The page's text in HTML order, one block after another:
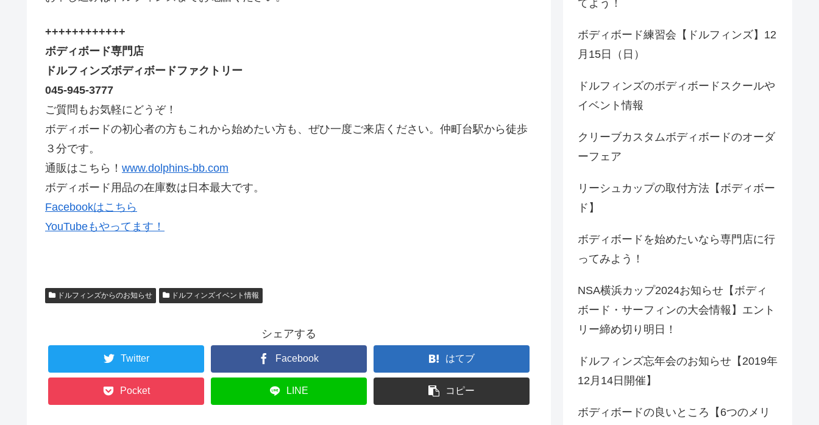
++++++++++++
ボディボード専門店
ドルフィンズボディボードファクトリー
045-945-3777
ご質問もお気軽にどうぞ！
ボディボードの初心者の方もこれから始めたい方も、ぜひ一度ご来店ください。仲町台駅から徒歩
３分です。
通販はこちら！ www.dolphins-bb.com
ボディボード用品の在庫数は日本最大です。
Facebookはこちら
YouTubeもやってます！
ドルフィンズからのお知らせ ドルフィンズイベント情報
シェアする
Twitter Facebook はてブ
Pocket LINE コピー
てよう！
ボディボード練習会【ドルフィンズ】12
月15日（日）
ドルフィンズのボディボードスクールや
イベント情報
クリーブカスタムボディボードのオーダ
ーフェア
リーシュカップの取付方法【ボディボー
ド】
ボディボードを始めたいなら専門店に行
ってみよう！
NSA横浜カップ2024お知らせ【ボディ
ボード・サーフィンの大会情報】エント
リー締め切り明日！
ドルフィンズ忘年会のお知らせ【2019年
12月14日開催】
ボディボードの良いところ【6つのメリ